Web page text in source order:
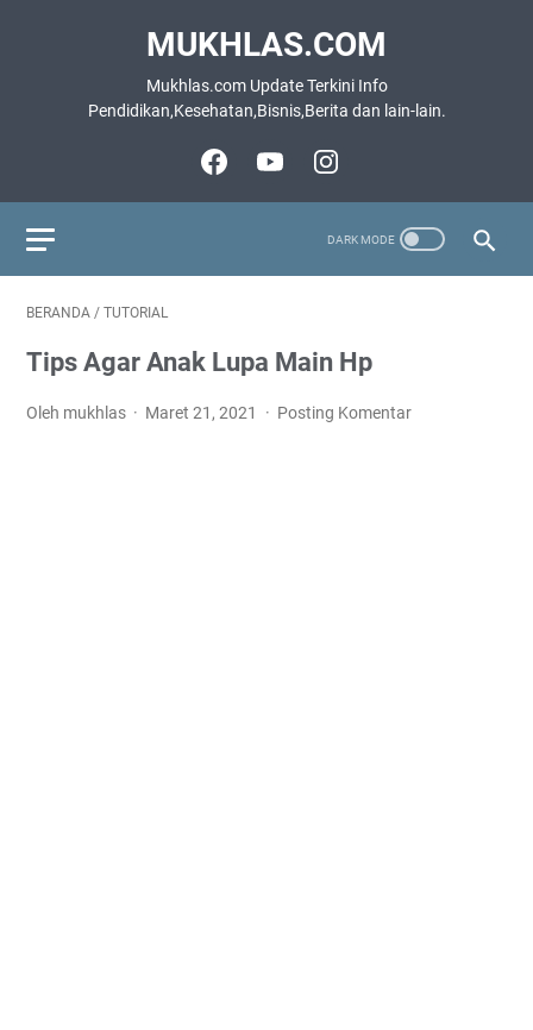
MUKHLAS.COM
Mukhlas.com Update Terkini Info
Pendidikan,Kesehatan,Bisnis,Berita dan lain-lain.
BERANDA / TUTORIAL
Tips Agar Anak Lupa Main Hp
Oleh mukhlas Maret 21, 2021 Posting Komentar